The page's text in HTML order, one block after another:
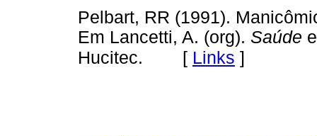
Pelbart, RR (1991).
Em Lancetti, A. (org). Saúde
Hucitec. [ Links ]